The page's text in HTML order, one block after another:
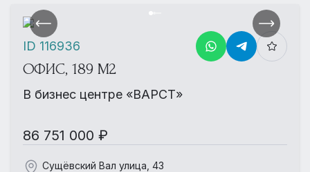
ОФИС, 189 М2
В бизнес центре «ВАРСТ»
86 751 000 ₽
Сущёвский Вал улица, 43
ID 116936